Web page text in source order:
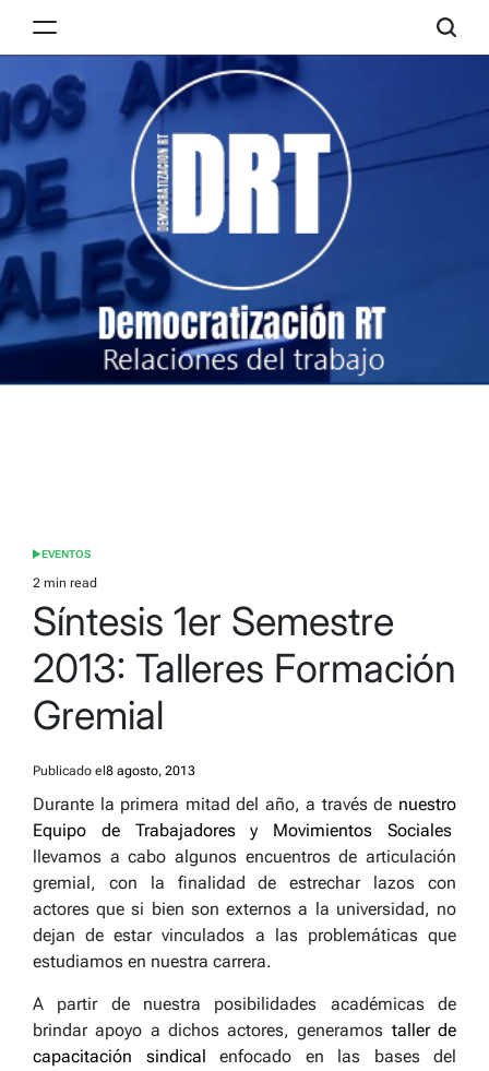
RT
POSTED
IN
EVENTOS
Estimated
read
time
2 min read
Síntesis 1er Semestre
2013: Talleres Formación
Gremial
Publicado el 8 agosto, 2013
Durante la primera mitad del año, a través de nuestro
Equipo de Trabajadores y Movimientos Sociales
llevamos a cabo algunos encuentros de articulación
gremial, con la finalidad de estrechar lazos con
actores que si bien son externos a la universidad, no
dejan de estar vinculados a las problemáticas que
estudiamos en nuestra carrera.
A partir de nuestra posibilidades académicas de
brindar apoyo a dichos actores, generamos taller de
capacitación sindical enfocado en las bases del